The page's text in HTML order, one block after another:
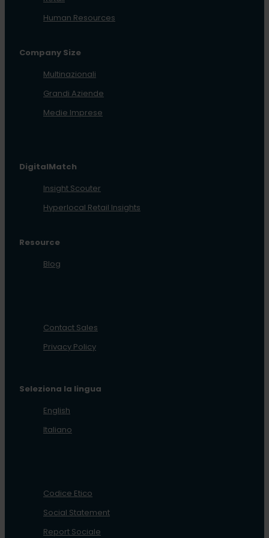
Human Resources
Company Size
Multinazionali
Grandi Aziende
Medie Imprese
DigitalMatch
Insight Scouter
Hyperlocal Retail Insights
Resource
Blog
Contact Sales
Privacy Policy
Seleziona la lingua
English
Italiano
Codice Etico
Social Statement
Report Sociale